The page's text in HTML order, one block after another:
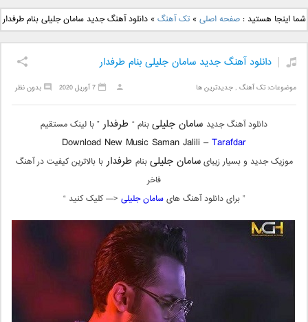
دانلود آهنگ جدید بهنام
بانی بنام قرص قمر 2
دانلود آهنگ جدید علی
یاسینی بنام دورترین نزدیک
شما اینجا هستید :صفحه اصلی »تک آهنگ »دانلود آهنگ جدید سامان جلیلی بنام طرفدار
دانلود آهنگ جدید سامان جلیلی بنام طرفدار
موضوعات:تک آهنگ ,جدیدترین ها بدون نظر 7 آوریل 2020
دانلود آهنگ جدید سامان جلیلیبنام “ طرفدار” با لینک مستقیم
Download New Music Saman Jalili –Tarafdar
موزیک جدید و بسیار زیبایسامان جلیلیبنام طرفداربا بالاترین کیفیت در آهنگ
فاخر
” برای دانلود آهنگ هایسامان جلیلی <— کلیک کنید “